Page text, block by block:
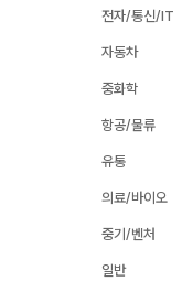
전자/통신/IT
자동차
중화학
항공/물류
유통
의료/바이오
중기/벤처
일반